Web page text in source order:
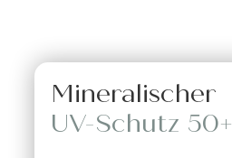
Mineralischer
UV-Schutz 50+